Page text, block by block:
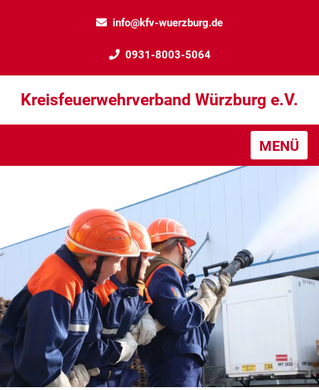
info@kfv-wuerzburg.de
0931-8003-5064
Kreisfeuerwehrverband Würzburg e.V.
MENÜ